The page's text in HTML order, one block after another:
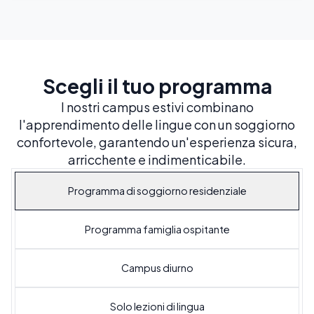
Scegli il tuo programma
I nostri campus estivi combinano
l'apprendimento delle lingue con un soggiorno
confortevole, garantendo un'esperienza sicura,
arricchente e indimenticabile.
Programma di soggiorno residenziale
Programma famiglia ospitante
Campus diurno
Solo lezioni di lingua